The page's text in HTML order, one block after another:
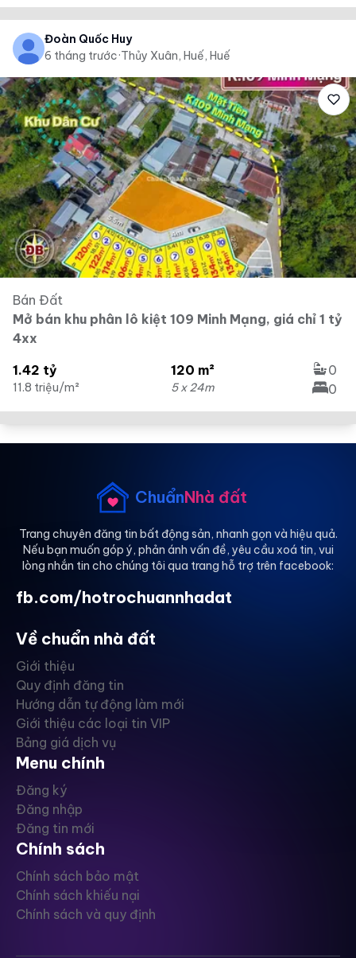
Đoàn Quốc Huy
6 tháng trước·Thủy Xuân, Huế, Huế
Bán Đất
Mở bán khu phân lô kiệt 109 Minh Mạng, giá chỉ 1 tỷ
4xx
1.42 tỷ
11.8 triệu/m²
120 m²
5 x 24m
0
0
ChuẩnNhà đất
Trang chuyên đăng tin bất động sản, nhanh gọn và hiệu quả.
Nếu bạn muốn góp ý, phản ánh vấn đề, yêu cầu xoá tin, vui
lòng nhắn tin cho chúng tôi qua trang hỗ trợ trên facebook:
fb.com/hotrochuannhadat
Về chuẩn nhà đất
Giới thiệu
Quy định đăng tin
Hướng dẫn tự động làm mới
Giới thiệu các loại tin VIP
Bảng giá dịch vụ
Menu chính
Đăng ký
Đăng nhập
Đăng tin mới
Chính sách
Chính sách bảo mật
Chính sách khiếu nại
Chính sách và quy định